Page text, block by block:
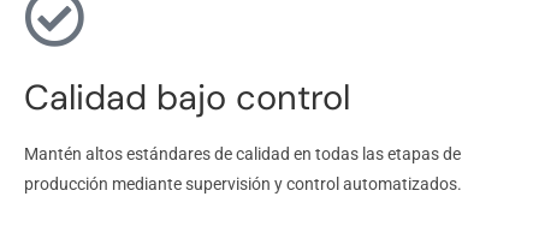
Calidad bajo control
Mantén altos estándares de calidad en todas las etapas de
producción mediante supervisión y control automatizados.